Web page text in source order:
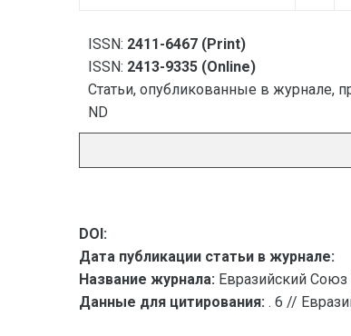
ISSN: 2411-6467 (Print)
ISSN: 2413-9335 (Online)
Статьи, опубликованные в журнале,
ND
DOI:
Дата публикации статьи в журнале:
Название журнала: Евразийский
Данные для цитирования: . 6 //